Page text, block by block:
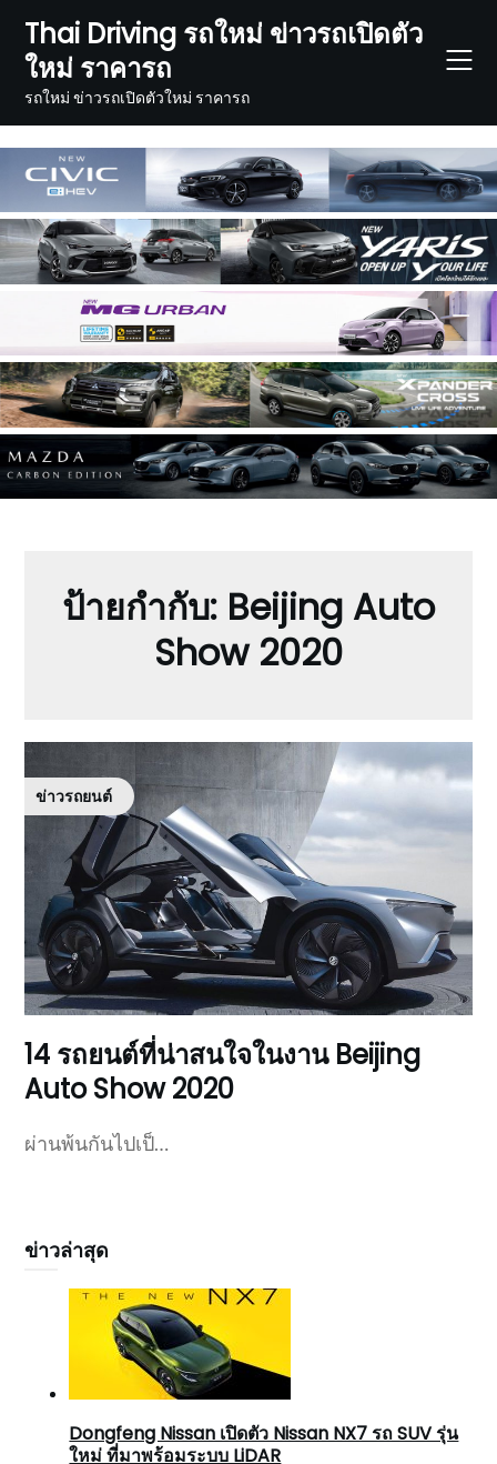
content
Thai Driving รถใหม่ ข่าวรถเปิดตัว
ใหม่ ราคารถ
รถใหม่ ข่าวรถเปิดตัวใหม่ ราคารถ
ป้ายกำกับ: Beijing Auto
Show 2020
ข่าวรถยนต์
14 รถยนต์ที่น่าสนใจในงาน Beijing
Auto Show 2020
ผ่านพ้นกันไปเป็…
ข่าวล่าสุด
Dongfeng Nissan เปิดตัว Nissan NX7 รถ SUV รุ่น
ใหม่ ที่มาพร้อมระบบ LiDAR